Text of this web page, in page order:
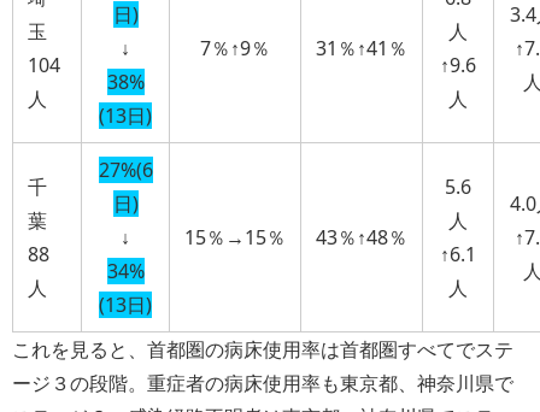
玉
104
人
日)
↓
38%
(13日)
7％↑9％ 31％↑41％
人
↑9.6
人
千
葉
88
人
27%(6
日)
↓
34%
(13日)
15％→15％ 43％↑48％
5.6
人
↑6.1
人
これを見ると、首都圏の病床使用率は首都圏すべてでステ
ージ３の段階。重症者の病床使用率も東京都、神奈川県で